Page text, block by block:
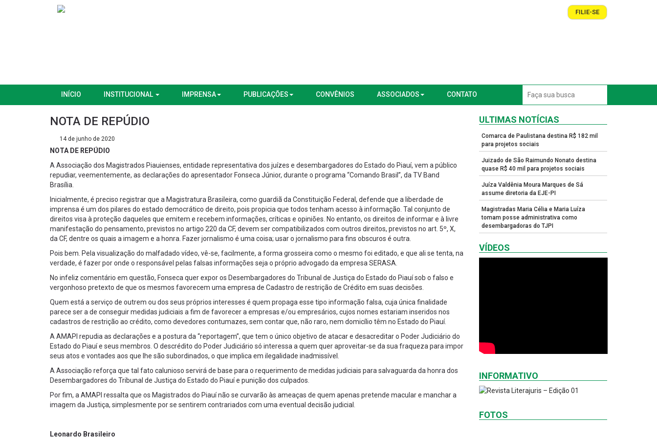
FILIE-SE
INÍCIO INSTITUCIONAL IMPRENSA PUBLICAÇÕES CONVÊNIOS ASSOCIADOS CONTATO
NOTA DE REPÚDIO
14 de junho de 2020
NOTA DE REPÚDIO
A Associação dos Magistrados Piauienses, entidade representativa dos juízes e desembargadores do Estado do Piauí, vem a público
repudiar, veementemente, as declarações do apresentador Fonseca Júnior, durante o programa “Comando Brasil”, da TV Band
Brasília.
Inicialmente, é preciso registrar que a Magistratura Brasileira, como guardiã da Constituição Federal, defende que a liberdade de
imprensa é um dos pilares do estado democrático de direito, pois propicia que todos tenham acesso à informação. Tal conjunto de
direitos visa à proteção daqueles que emitem e recebem informações, críticas e opiniões. No entanto, os direitos de informar e à livre
manifestação do pensamento, previstos no artigo 220 da CF, devem ser compatibilizados com outros direitos, previstos no art. 5º, X,
da CF, dentre os quais a imagem e a honra. Fazer jornalismo é uma coisa; usar o jornalismo para fins obscuros é outra.
Pois bem. Pela visualização do malfadado vídeo, vê-se, facilmente, a forma grosseira como o mesmo foi editado, e que ali se tenta, na
verdade, é fazer por onde o responsável pelas falsas informações seja o próprio advogado da empresa SERASA.
No infeliz comentário em questão, Fonseca quer expor os Desembargadores do Tribunal de Justiça do Estado do Piauí sob o falso e
vergonhoso pretexto de que os mesmos favorecem uma empresa de Cadastro de restrição de Crédito em suas decisões.
Quem está a serviço de outrem ou dos seus próprios interesses é quem propaga esse tipo informação falsa, cuja única finalidade
parece ser a de conseguir medidas judiciais a fim de favorecer a empresas e/ou empresários, cujos nomes estariam inseridos nos
cadastros de restrição ao crédito, como devedores contumazes, sem contar que, não raro, nem domicílio têm no Estado do Piauí.
A AMAPI repudia as declarações e a postura da “reportagem”, que tem o único objetivo de atacar e desacreditar o Poder Judiciário do
Estado do Piauí e seus membros. O descrédito do Poder Judiciário só interessa a quem quer aproveitar-se da sua fraqueza para impor
seus atos e vontades aos que lhe são subordinados, o que implica em ilegalidade inadmissível.
A Associação reforça que tal fato calunioso servirá de base para o requerimento de medidas judiciais para salvaguarda da honra dos
Desembargadores do Tribunal de Justiça do Estado do Piauí e punição dos culpados.
Por fim, a AMAPI ressalta que os Magistrados do Piauí não se curvarão às ameaças de quem apenas pretende macular e manchar a
imagem da Justiça, simplesmente por se sentirem contrariados com uma eventual decisão judicial.
Leonardo Brasileiro
ULTIMAS NOTÍCIAS
Comarca de Paulistana destina R$ 182 mil
para projetos sociais
Juizado de São Raimundo Nonato destina
quase R$ 40 mil para projetos sociais
Juíza Valdênia Moura Marques de Sá
assume diretoria da EJE-PI
Magistradas Maria Célia e Maria Luíza
tomam posse administrativa como
desembargadoras do TJPI
VÍDEOS
INFORMATIVO
FOTOS